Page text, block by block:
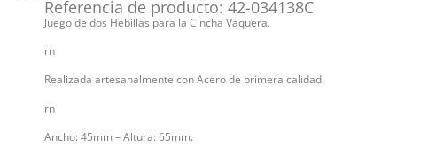
Referencia de producto: 42-034138C
Juego de dos Hebillas para la Cincha Vaquera.
rn
Realizada artesanalmente con Acero de primera calidad.
rn
Ancho: 45mm – Altura: 65mm.